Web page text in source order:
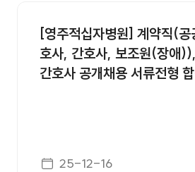
[영주적십자병원] 계약직(공
호사, 간호사, 보조원(장애
간호사 공개채용 서류전형
게시일자
25-12-16